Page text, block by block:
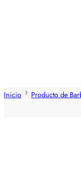
Inicio Producto de